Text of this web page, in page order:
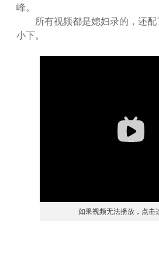
峰。
所有视频都是媳妇录的，还配
小下。
如果视频无法播放，点击